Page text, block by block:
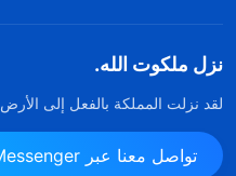
نزل ملكوت الله.
لقد نزلت المملكة بالفعل إلى
تواصل معنا عبر Messenger